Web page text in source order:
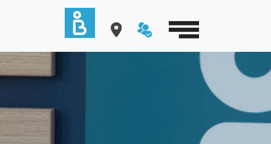
Cookies management panel